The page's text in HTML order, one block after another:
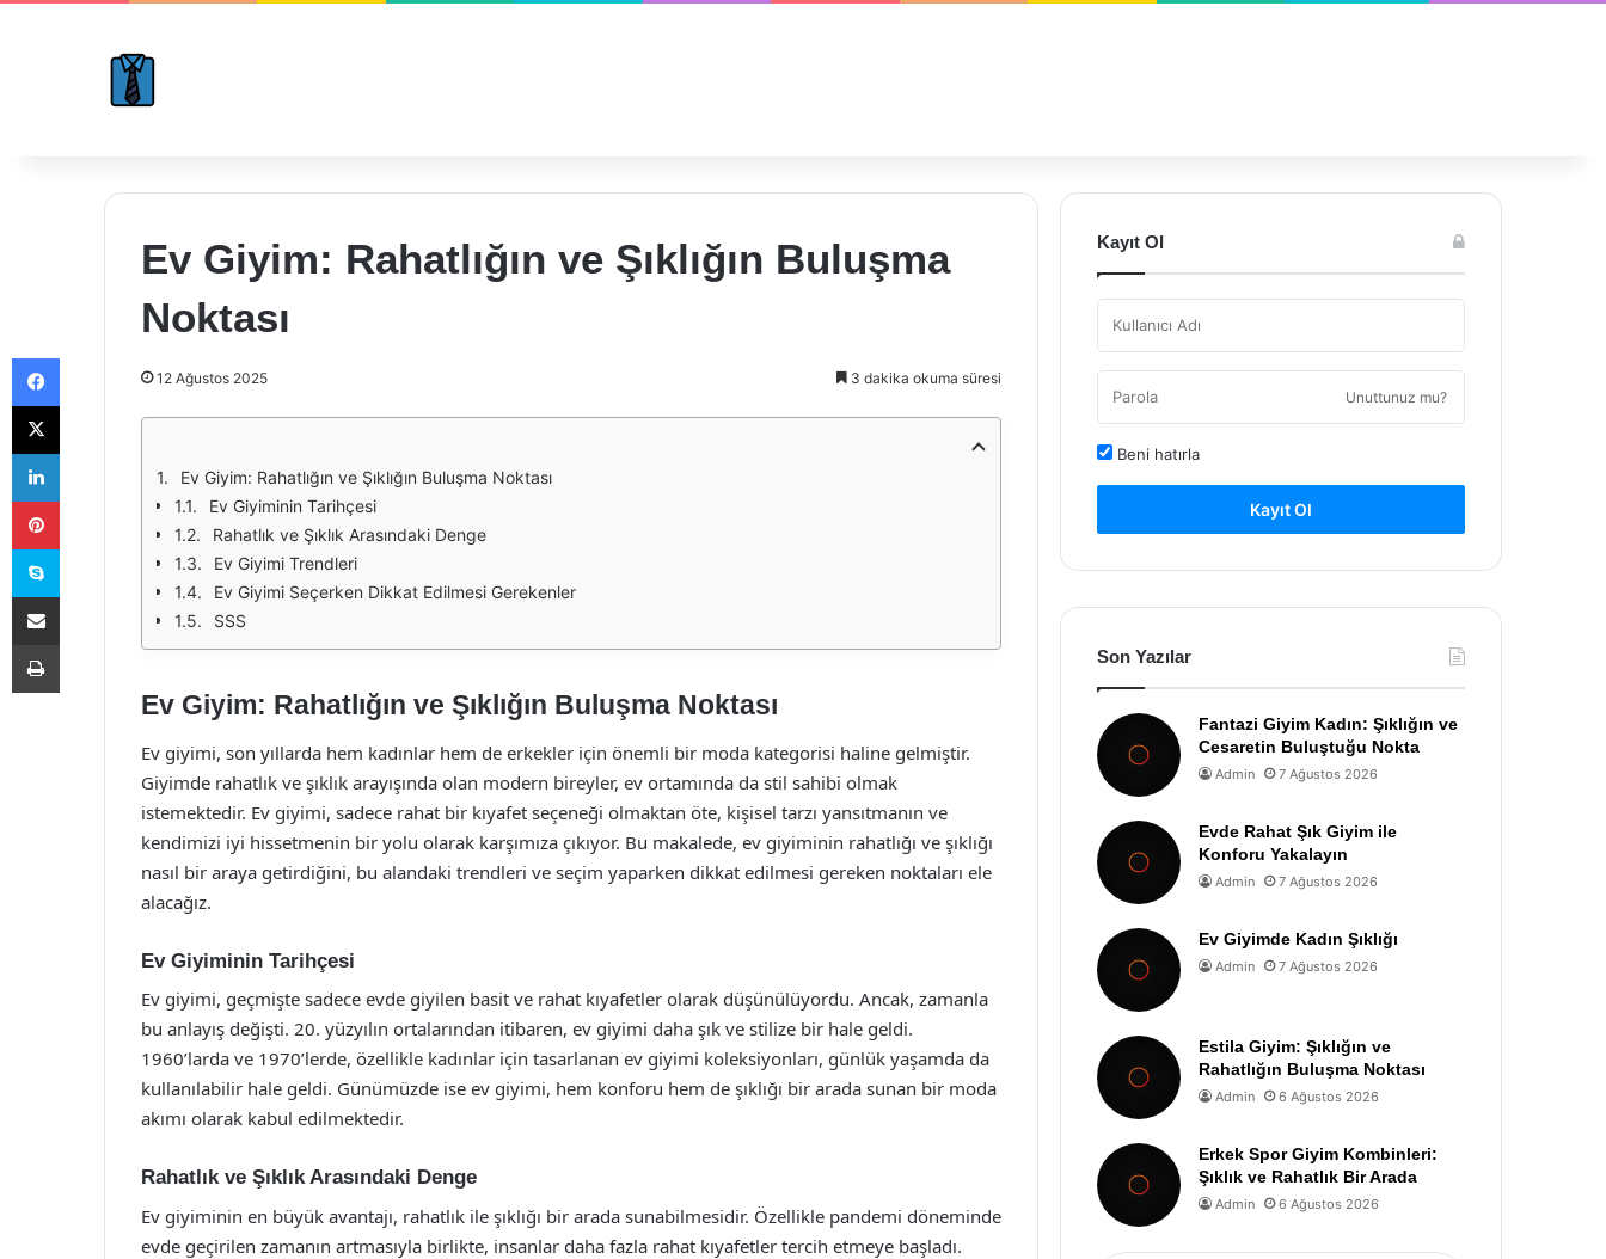
Ev Giyim: Rahatlığın ve Şıklığın Buluşma
Noktası
12 Ağustos 2025 3 dakika okuma süresi
Ev Giyim: Rahatlığın ve Şıklığın Buluşma Noktası
Ev Giyiminin Tarihçesi
Rahatlık ve Şıklık Arasındaki Denge
Ev Giyimi Trendleri
Ev Giyimi Seçerken Dikkat Edilmesi Gerekenler
SSS
Ev Giyim: Rahatlığın ve Şıklığın Buluşma Noktası
Ev giyimi, son yıllarda hem kadınlar hem de erkekler için önemli bir moda kategorisi haline gelmiştir.
Giyimde rahatlık ve şıklık arayışında olan modern bireyler, ev ortamında da stil sahibi olmak
istemektedir. Ev giyimi, sadece rahat bir kıyafet seçeneği olmaktan öte, kişisel tarzı yansıtmanın ve
kendimizi iyi hissetmenin bir yolu olarak karşımıza çıkıyor. Bu makalede, ev giyiminin rahatlığı ve şıklığı
nasıl bir araya getirdiğini, bu alandaki trendleri ve seçim yaparken dikkat edilmesi gereken noktaları ele
alacağız.
Ev Giyiminin Tarihçesi
Ev giyimi, geçmişte sadece evde giyilen basit ve rahat kıyafetler olarak düşünülüyordu. Ancak, zamanla
bu anlayış değişti. 20. yüzyılın ortalarından itibaren, ev giyimi daha şık ve stilize bir hale geldi.
1960’larda ve 1970’lerde, özellikle kadınlar için tasarlanan ev giyimi koleksiyonları, günlük yaşamda da
kullanılabilir hale geldi. Günümüzde ise ev giyimi, hem konforu hem de şıklığı bir arada sunan bir moda
akımı olarak kabul edilmektedir.
Rahatlık ve Şıklık Arasındaki Denge
Ev giyiminin en büyük avantajı, rahatlık ile şıklığı bir arada sunabilmesidir. Özellikle pandemi döneminde
evde geçirilen zamanın artmasıyla birlikte, insanlar daha fazla rahat kıyafetler tercih etmeye başladı.
Kayıt Ol
Unuttunuz mu?
Beni hatırla
Kayıt Ol
Son Yazılar
Fantazi Giyim Kadın: Şıklığın ve
Cesaretin Buluştuğu Nokta
Admin 7 Ağustos 2026
Evde Rahat Şık Giyim ile
Konforu Yakalayın
Admin 7 Ağustos 2026
Ev Giyimde Kadın Şıklığı
Admin 7 Ağustos 2026
Estila Giyim: Şıklığın ve
Rahatlığın Buluşma Noktası
Admin 6 Ağustos 2026
Erkek Spor Giyim Kombinleri:
Şıklık ve Rahatlık Bir Arada
Admin 6 Ağustos 2026
Facebook
X
LinkedIn
Pinterest
Skype
E-Posta ile paylaş